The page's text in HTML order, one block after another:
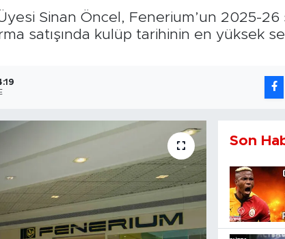
Sinan Öncel, Fenerium’un 2025-
satışında kulüp tarihinin en yüksek
Son